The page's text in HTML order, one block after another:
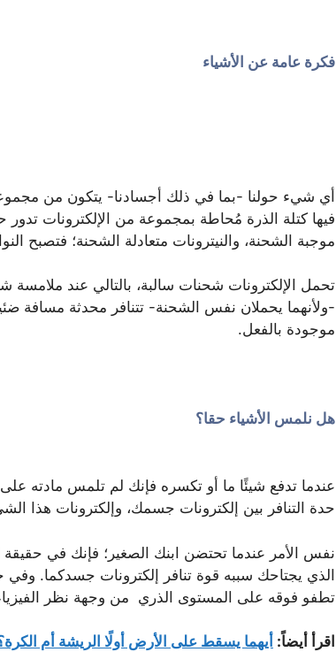
فكرة عامة عن الأشياء
أي شيء حولنا -بما في ذلك أجسادنا- يتكون من
فيها كتلة الذرة مُحاطة بمجموعة من الإلكترونات تدور
موجبة الشحنة، والنيترونات متعادلة الشحنة؛ فتصبح
تحمل الإلكترونات شحنات سالبة، بالتالي عند
-ولأنهما يحملان نفس الشحنة- تتنافر محدثة مسافة
موجودة بالفعل.
هل نلمس الأشياء حقا؟
عندما تدفع شيئًا ما أو تكسره فإنك لم تلمس مادته
حدة التنافر بين إلكترونات جسمك، وإلكترونات هذا
نفس الأمر عندما تحتضن ابنك الصغير؛ فإنك في
الذي يجتاحك سببه قوة تنافر إلكترونات جسدكما.
تطفو فوقه على المستوى الذري من وجهة نظر
اقرأ أيضاً: أيهما يسقط على الأرض أولًا الريشة أم الكرة؟